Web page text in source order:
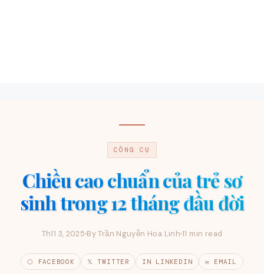
CÔNG CỤ
Chiều cao chuẩn của trẻ sơ
sinh trong 12 tháng đầu đời
Th11 3, 2025 By Trần Nguyễn Hoa Linh11 min read
⬡ FACEBOOK 𝕏 TWITTER IN LINKEDIN ✉ EMAIL